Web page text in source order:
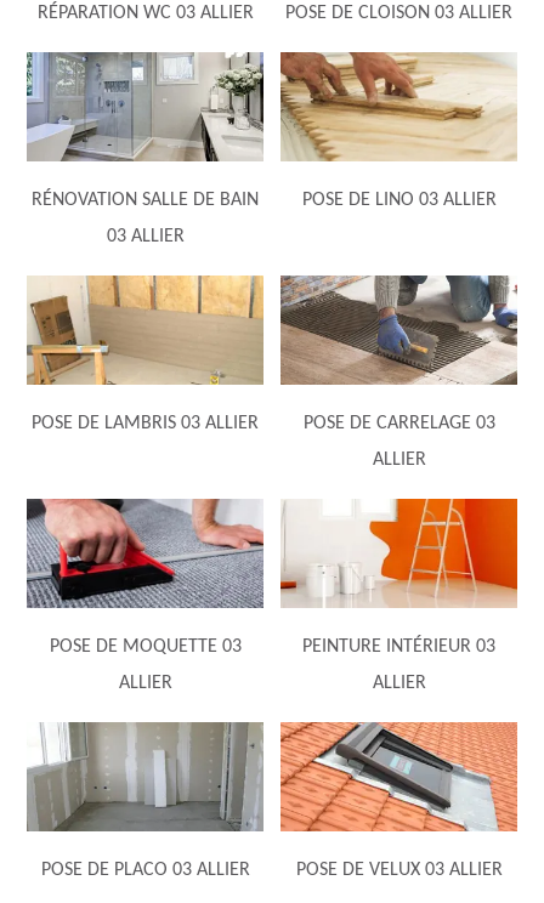
RÉPARATION WC 03 ALLIER POSE DE CLOISON 03 ALLIER
RÉNOVATION SALLE DE BAIN
03 ALLIER
POSE DE LINO 03 ALLIER
POSE DE LAMBRIS 03 ALLIER
POSE DE CARRELAGE 03
ALLIER
POSE DE MOQUETTE 03
ALLIER
PEINTURE INTÉRIEUR 03
ALLIER
POSE DE PLACO 03 ALLIER POSE DE VELUX 03 ALLIER